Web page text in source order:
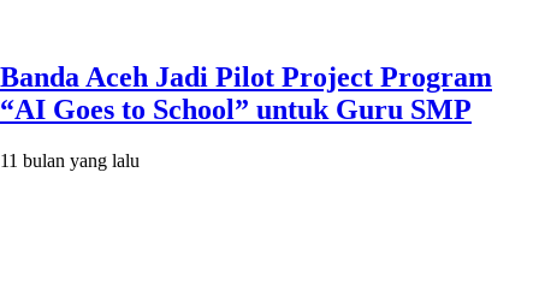
Banda Aceh Jadi Pilot Project Program
“AI Goes to School” untuk Guru SMP
11 bulan yang lalu